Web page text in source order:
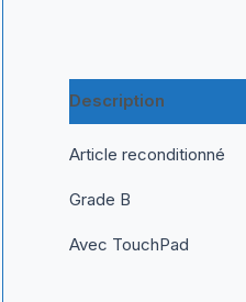
Description
Article reconditionné
Grade B
Avec TouchPad